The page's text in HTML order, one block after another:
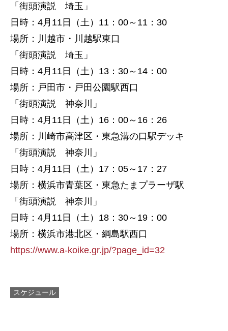
「街頭演説 埼玉」
日時：4月11日（土）11：00～11：30
場所：川越市・川越駅東口
「街頭演説 埼玉」
日時：4月11日（土）13：30～14：00
場所：戸田市・戸田公園駅西口
「街頭演説 神奈川」
日時：4月11日（土）16：00～16：26
場所：川崎市高津区・東急溝の口駅デッキ
「街頭演説 神奈川」
日時：4月11日（土）17：05～17：27
場所：横浜市青葉区・東急たまプラーザ駅
「街頭演説 神奈川」
日時：4月11日（土）18：30～19：00
場所：横浜市港北区・綱島駅西口
https://www.a-koike.gr.jp/?page_id=32
スケジュール